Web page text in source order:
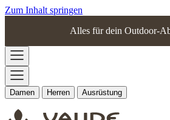
Zum Inhalt springen
Alles für dein Outdoor-
Damen Herren Ausrüstung